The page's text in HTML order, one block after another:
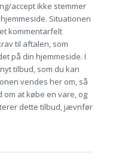
accept ikke stemmer
Situationen
kommentarfelt
til aftalen, som
på din hjemmeside. I
tilbud, som du kan
vendes her om, så
om at købe en vare, og
dette tilbud, jævnfør